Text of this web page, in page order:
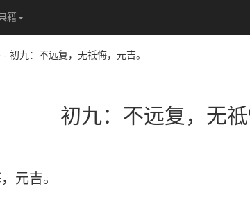
籍
- 初九：不远复，无祗悔，元吉。
初九：不远复，无祗
元吉。